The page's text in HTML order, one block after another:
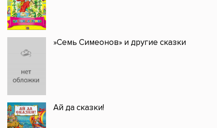
»Семь Симеонов» и другие сказки
Ай да сказки!